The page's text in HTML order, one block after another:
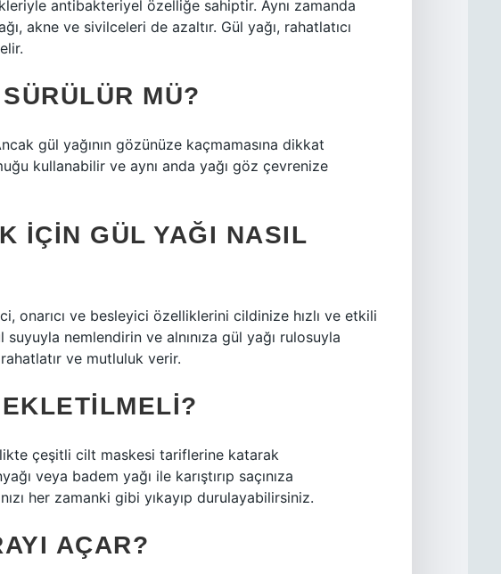
antibakteriyel özelliğe sahiptir. Aynı zamanda
akne ve sivilceleri de azaltır. Gül yağı, rahatlatıcı
MÜ?
gül yağının gözünüze kaçmamasına dikkat
kullanabilir ve aynı anda yağı göz çevrenize
IÇIN GÜL YAĞI NASIL
onarıcı ve besleyici özelliklerini cildinize hızlı ve etkili
suyuyla nemlendirin ve alnınıza gül yağı rulosuyla
ve mutluluk verir.
çeşitli cilt maskesi tariflerine katarak
veya badem yağı ile karıştırıp saçınıza
her zamanki gibi yıkayıp durulayabilirsiniz.
AÇAR?